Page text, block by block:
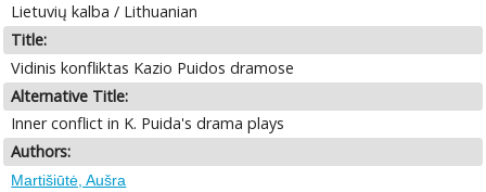
Lietuvių kalba / Lithuanian
Title:
Vidinis konfliktas Kazio Puidos dramose
Alternative Title:
Inner conflict in K. Puida's drama plays
Authors:
Martišiūtė, Aušra